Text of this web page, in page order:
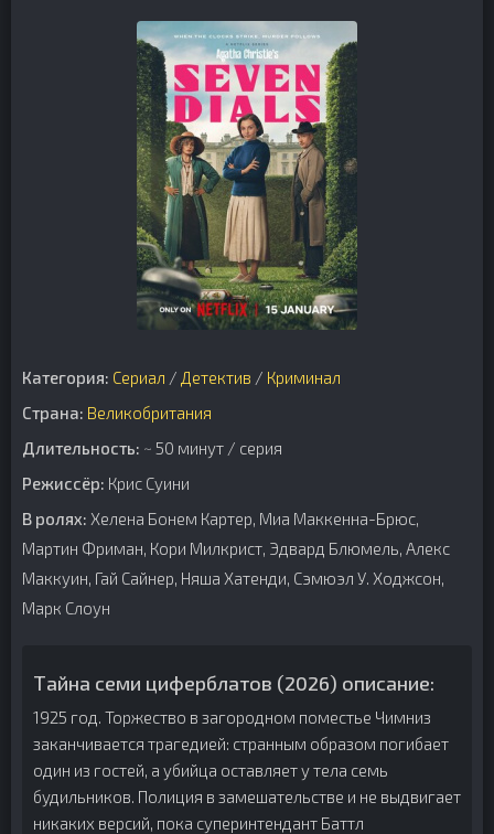
Категория: Сериал / Детектив / Криминал
Страна: Великобритания
Длительность: ~ 50 минут / серия
Режиссёр: Крис Суини
В ролях: Хелена Бонем Картер, Миа Маккенна-Брюс,
Мартин Фриман, Кори Милкрист, Эдвард Блюмель, Алекс
Маккуин, Гай Сайнер, Няша Хатенди, Сэмюэл У. Ходжсон,
Марк Слоун
Тайна семи циферблатов (2026) описание:
1925 год. Торжество в загородном поместье Чимниз
заканчивается трагедией: странным образом погибает
один из гостей, а убийца оставляет у тела семь
будильников. Полиция в замешательстве и не выдвигает
никаких версий, пока суперинтендант Баттл